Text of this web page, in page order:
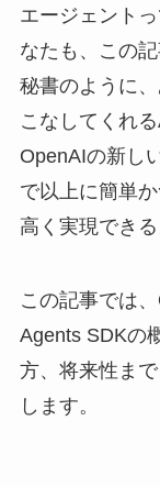
エージェント
なたも、この
秘書のように
こなしてくれ
OpenAIの新し
で以上に簡単
高く実現でき
この記事では
Agents SDKの
方、将来性ま
します。